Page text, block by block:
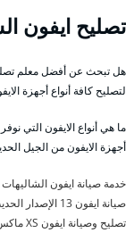
تصليح ايفون
هل تبحث عن أفضل معلم
لتصليح كافة أنواع أجهزة
ما هي أنواع الايفون التي
أجهزة الايفون من الجيل
خدمة صيانة ايفون الشاليهات
صيانة ايفون 13 الإصدار الحديث وتركيب حماية شاشة للتلفون
تصليح وصيانة ايفون XS ماكس عبر مختص تصليح ايفون الشاليهات